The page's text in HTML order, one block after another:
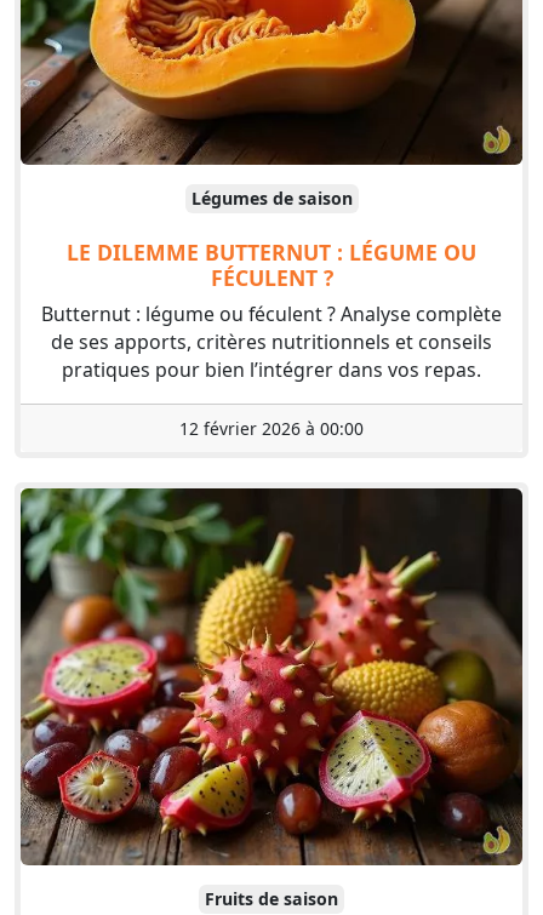
Légumes de saison
LE DILEMME BUTTERNUT : LÉGUME OU
FÉCULENT ?
Butternut : légume ou féculent ? Analyse complète
de ses apports, critères nutritionnels et conseils
pratiques pour bien l’intégrer dans vos repas.
12 février 2026 à 00:00
Fruits de saison